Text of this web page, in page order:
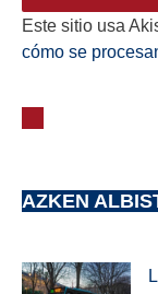
Este sitio usa
cómo se
AZKEN